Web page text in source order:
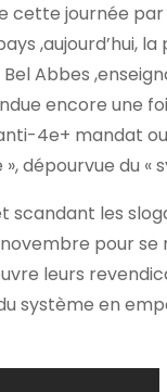
cette journée
,aujourd’hui,
Abbes
encore une
4e+ mandat
dépourvue du «
scandant les
pour
leurs
système en